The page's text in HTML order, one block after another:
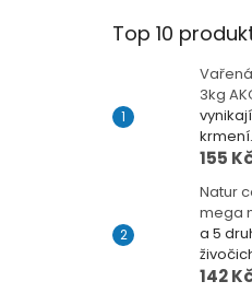
Top 10
3kg
krmení.
155
Natur
mega
a 5
142